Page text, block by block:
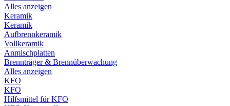
Alles anzeigen
Keramik
Keramik
Aufbrennkeramik
Vollkeramik
Anmischplatten
Brennträger & Brennüberwachung
Alles anzeigen
KFO
KFO
Hilfsmittel für KFO